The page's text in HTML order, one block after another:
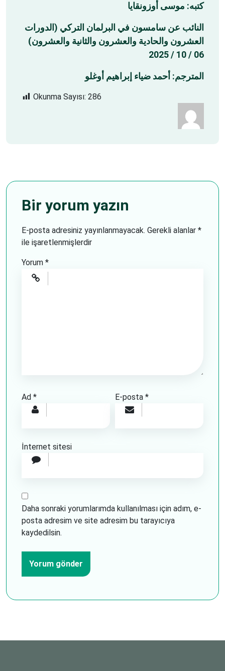
كتبه: موسى أوزونقايا
النائب عن سامسون في البرلمان التركي (الدورات
العشرون والحادية والعشرون والثانية والعشرون)
06 / 10 / 2025
المترجم: أحمد ضياء إبراهيم أوغلو
Okunma Sayısı: 286
Bir yorum yazın
E-posta adresiniz yayınlanmayacak. Gerekli alanlar *
ile işaretlenmişlerdir
Yorum *
Ad * E-posta*
İnternet sitesi
Daha sonraki yorumlarımda kullanılması için adım, e-
posta adresim ve site adresim bu tarayıcıya
kaydedilsin.